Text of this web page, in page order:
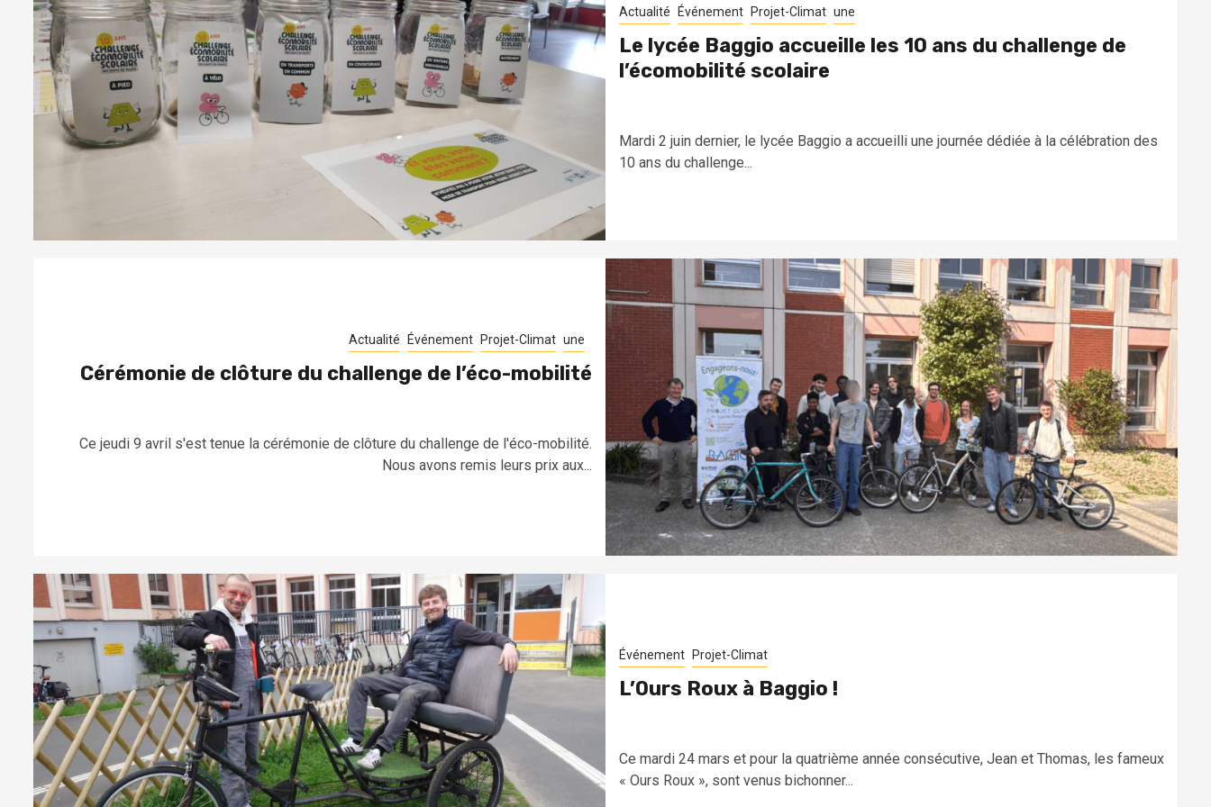
Actualité Événement Projet-Climat une
Le lycée Baggio accueille les 10 ans du challenge de
l’écomobilité scolaire
Mardi 2 juin dernier, le lycée Baggio a accueilli une journée dédiée à la célébration des
10 ans du challenge...
Actualité Événement Projet-Climat une
Cérémonie de clôture du challenge de l’éco-mobilité
Ce jeudi 9 avril s'est tenue la cérémonie de clôture du challenge de l'éco-mobilité.
Nous avons remis leurs prix aux...
Événement Projet-Climat
L’Ours Roux à Baggio !
Ce mardi 24 mars et pour la quatrième année consécutive, Jean et Thomas, les fameux
« Ours Roux », sont venus bichonner...